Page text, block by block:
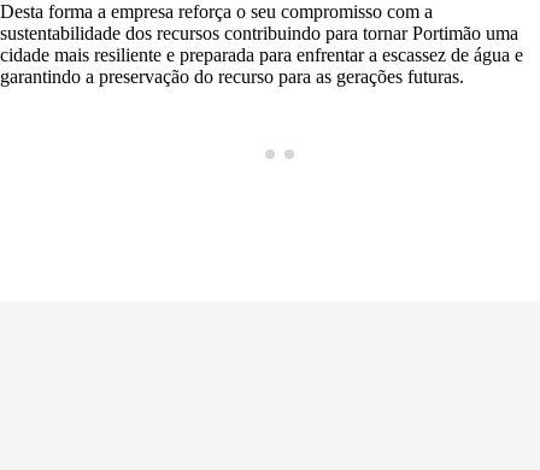
Desta forma a empresa reforça o seu compromisso com a
sustentabilidade dos recursos contribuindo para tornar Portimão uma
cidade mais resiliente e preparada para enfrentar a escassez de água e
garantindo a preservação do recurso para as gerações futuras.